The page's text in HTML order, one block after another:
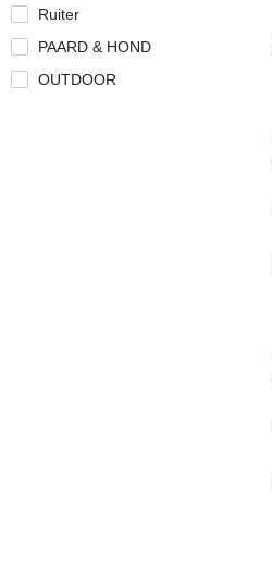
Ruiter
PAARD & HOND
OUTDOOR